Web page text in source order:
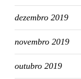
dezembro 2019
novembro 2019
outubro 2019